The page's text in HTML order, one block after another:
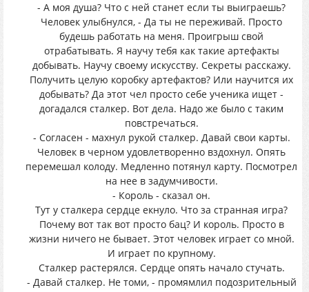
- А моя душа? Что с ней станет если ты выиграешь?
Человек улыбнулся, - Да ты не переживай. Просто
будешь работать на меня. Проигрыш свой
отрабатывать. Я научу тебя как такие артефакты
добывать. Научу своему искусству. Секреты расскажу.
Получить целую коробку артефактов? Или научится их
добывать? Да этот чел просто себе ученика ищет -
догадался сталкер. Вот дела. Надо же было с таким
повстречаться.
- Согласен - махнул рукой сталкер. Давай свои карты.
Человек в черном удовлетворенно вздохнул. Опять
перемешал колоду. Медленно потянул карту. Посмотрел
на нее в задумчивости.
- Король - сказал он.
Тут у сталкера сердце екнуло. Что за странная игра?
Почему вот так вот просто бац? И король. Просто в
жизни ничего не бывает. Этот человек играет со мной.
И играет по крупному.
Сталкер растерялся. Сердце опять начало стучать.
- Давай сталкер. Не томи, - промямлил подозрительный